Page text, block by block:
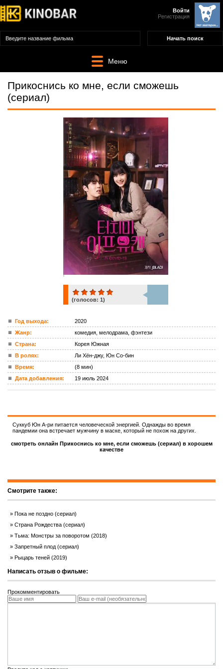
Войти
Регистрация
Меню
Прикоснись ко мне, если сможешь
(сериал)
ком.
(голосов: 1)
Год выхода:
2020
Жанр:
комедия, мелодрама, фэнтези
Страна:
Корея Южная
В ролях:
Ли Хён-джу, Юн Со-бин
Время:
(8 мин)
Дата добавления:
19 июль 2024
Суккуб Юн А-ри питается человеческой энергией. Однажды во время
пандемии она встречает мужчину в маске, который не похож на других.
смотреть онлайн Прикоснись ко мне, если сможешь (сериал) в хорошем
качестве
Смотрите также:
Пока не поздно (сериал)
Страна Рождества (сериал)
Тьма: Монстры за поворотом (2018)
Запретный плод (сериал)
Рыцарь теней (2019)
Написать отзыв о фильме:
Прокомментировать